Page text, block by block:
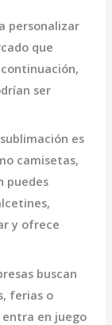
personalizar
que
ser
es
camisetas,
puedes
y ofrece
buscan
ferias o
en juego